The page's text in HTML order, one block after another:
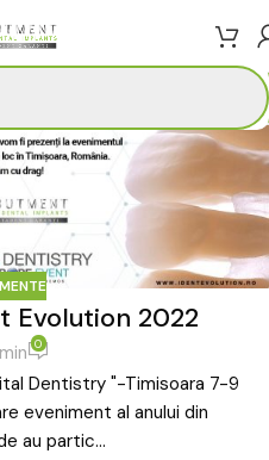
Evolution 2022
0
Dentistry "-Timisoara 7-9
eveniment al anului din
au partic...